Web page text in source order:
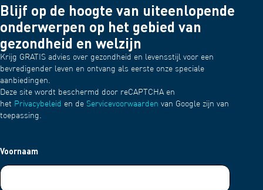
Blijf op de hoogte van uiteenlopende
onderwerpen op het gebied van
gezondheid en welzijn
Krijg GRATIS advies over gezondheid en levensstijl voor een
bevredigender leven en ontvang als eerste onze speciale
aanbiedingen.
Deze site wordt beschermd door reCAPTCHA en
het Privacybeleid en de Servicevoorwaarden van Google zijn van
toepassing.
Voornaam